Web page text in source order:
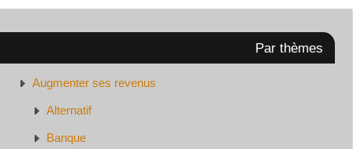
Par thèmes
Augmenter ses revenus
Alternatif
Banque